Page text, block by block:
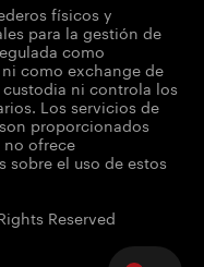
físicos y
para la gestión de
como
como exchange de
ni controla los
Los servicios de
proporcionados
no ofrece
sobre el uso de estos